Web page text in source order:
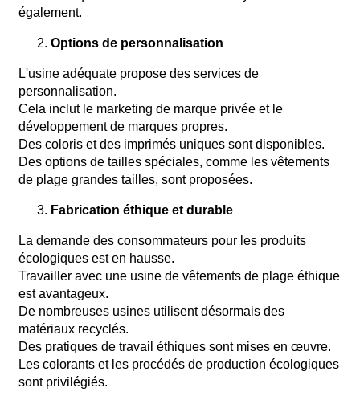
également.
Options de personnalisation
L'usine adéquate propose des services de
personnalisation.
Cela inclut le marketing de marque privée et le
développement de marques propres.
Des coloris et des imprimés uniques sont disponibles.
Des options de tailles spéciales, comme les vêtements
de plage grandes tailles, sont proposées.
Fabrication éthique et durable
La demande des consommateurs pour les produits
écologiques est en hausse.
Travailler avec une usine de vêtements de plage éthique
est avantageux.
De nombreuses usines utilisent désormais des
matériaux recyclés.
Des pratiques de travail éthiques sont mises en œuvre.
Les colorants et les procédés de production écologiques
sont privilégiés.